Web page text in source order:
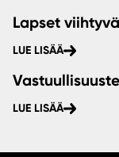
Lapset
LUE LISÄÄ
LUE LISÄÄ